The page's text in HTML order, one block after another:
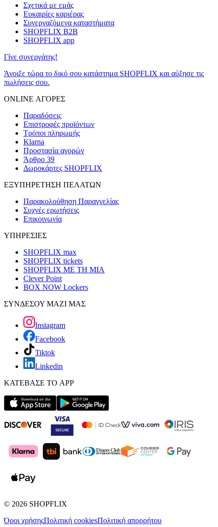
Σχετικά με εμάς
Ευκαιρίες καριέρας
Συνεργαζόμενα καταστήματα
SHOPFLIX B2B
SHOPFLIX app
Γίνε συνεργάτης!
Άνοιξε τώρα το δικό σου κατάστημα SHOPFLIX και αύξησε τις
πωλήσεις σου.
ONLINE ΑΓΟΡΕΣ
Παραδόσεις
Επιστροφές προϊόντων
Τρόποι πληρωμής
Klarna
Προστασία αγορών
Άρθρο 39
Δωροκάρτες SHOPFLIX
ΕΞΥΠΗΡΕΤΗΣΗ ΠΕΛΑΤΩΝ
Παρακολούθηση Παραγγελίας
Συχνές ερωτήσεις
Επικοινωνία
ΥΠΗΡΕΣΙΕΣ
SHOPFLIX max
SHOPFLIX tickets
SHOPFLIX ΜΕ ΤΗ ΜΙΑ
Clever Point
BOX NOW Lockers
ΣΥΝΔΕΣΟΥ ΜΑΖΙ ΜΑΣ
Instagram
Facebook
Tiktok
Linkedin
ΚΑΤΕΒΑΣΕ ΤΟ APP
© 2026 SHOPFLIX
Όροι χρήσηςΠολιτική cookiesΠολιτική απορρήτου